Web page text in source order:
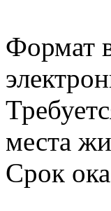
Формат
места
Срок